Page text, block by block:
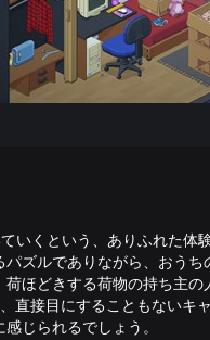
いくという、ありふれた体
ズルでありながら、おうち
ほどきする荷物の持ち主の
直接目にすることもないキ
じられるでしょう。